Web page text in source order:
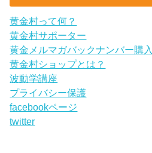
黄金村って何？
黄金村サポーター
黄金メルマガバックナンバー購入
黄金村ショップとは？
波動学講座
プライバシー保護
facebookページ
twitter